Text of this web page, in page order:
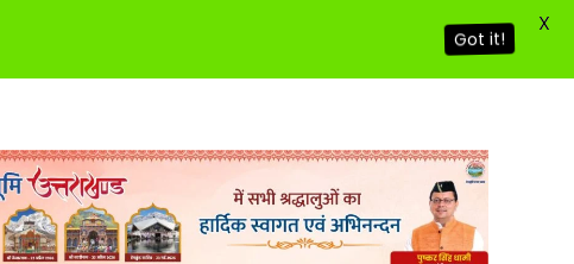
Got it!
X